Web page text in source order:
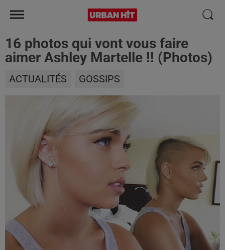
16 photos qui vont vous faire
aimer Ashley Martelle !! (Photos)
ACTUALITÉS GOSSIPS